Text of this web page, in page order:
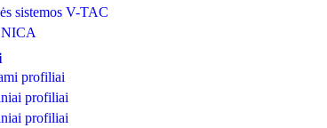
sistemos V-TAC
profiliai
profiliai
profiliai